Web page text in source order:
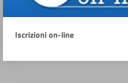
Iscrizioni on-line